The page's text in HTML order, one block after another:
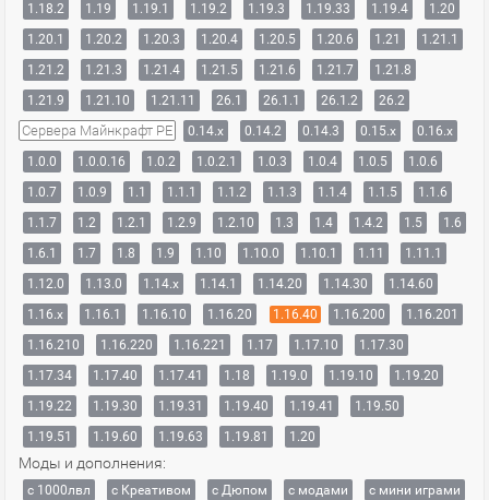
1.18.2
1.19 1.19.1 1.19.2 1.19.3 1.19.33 1.19.4
1.20
1.20.1
1.20.2 1.20.3 1.20.4 1.20.5 1.20.6 1.21
1.21.1
1.21.2
1.21.3 1.21.4 1.21.5 1.21.6 1.21.7
1.21.8
1.21.9
1.21.10 1.21.11 26.1 26.1.1 26.1.2 26.2
Сервера Майнкрафт PE 0.14.x 0.14.2 0.14.3 0.15.x
0.16.x
1.0.0
1.0.0.16 1.0.2 1.0.2.1 1.0.3 1.0.4 1.0.5
1.0.6
1.0.7
1.0.9 1.1 1.1.1 1.1.2 1.1.3 1.1.4 1.1.5
1.1.6
1.1.7
1.2 1.2.1 1.2.9 1.2.10 1.3 1.4 1.4.2 1.5
1.6
1.6.1
1.7 1.8 1.9 1.10 1.10.0 1.10.1 1.11
1.11.1
1.12.0
1.13.0 1.14.x 1.14.1 1.14.20 1.14.30
1.14.60
1.16.x
1.16.1 1.16.10 1.16.20 1.16.40 1.16.200
1.16.201
1.16.210
1.16.220 1.16.221 1.17 1.17.10
1.17.30
1.17.34
1.17.40 1.17.41 1.18 1.19.0 1.19.10
1.19.20
1.19.22
1.19.30 1.19.31 1.19.40 1.19.41
1.19.50
1.19.51
1.19.60 1.19.63 1.19.81 1.20
Моды и дополнения:
с 1000лвл c Креативом с Дюпом с модами
с мини играми